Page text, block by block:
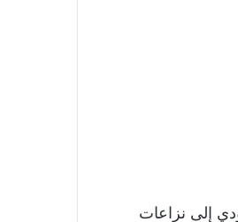
إلى نزاعات